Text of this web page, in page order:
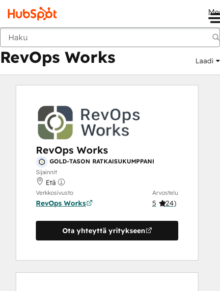
Markkinapaikka
RevOps Works Laadi
RevOps Works
GOLD-TASON RATKAISUKUMPPANI
Sijainnit
Etä
Verkkosivusto
RevOps Works
Arvostelu
5 (24)
Ota yhteyttä yritykseen